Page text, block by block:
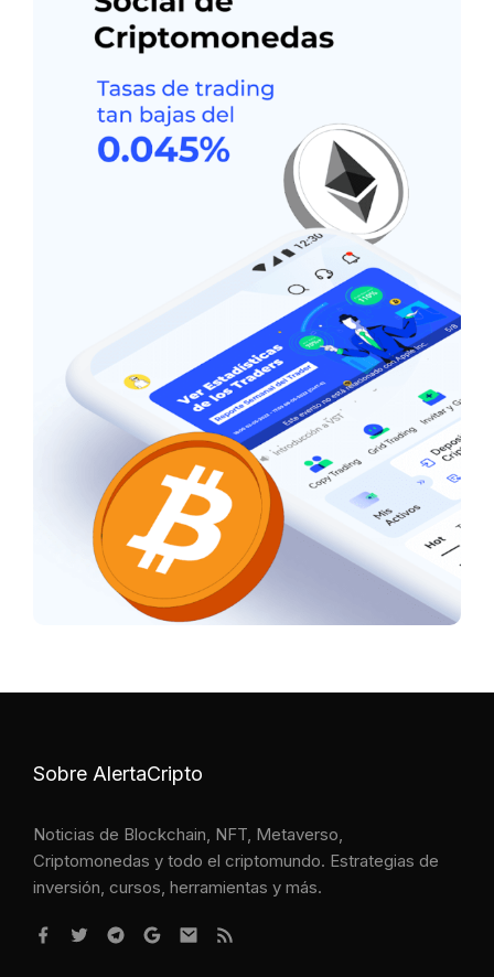
Sobre AlertaCripto
Noticias de Blockchain, NFT, Metaverso,
Criptomonedas y todo el criptomundo. Estrategias de
inversión, cursos, herramientas y más.